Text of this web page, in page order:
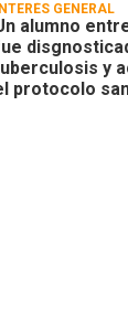
INTERÉS GENERAL
alumno
y
protocolo